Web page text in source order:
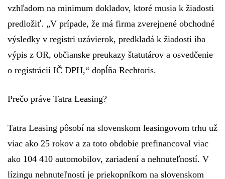
vzhľadom na minimum dokladov, ktoré musia k žiadosti
predložiť. „V prípade, že má firma zverejnené obchodné
výsledky v registri uzávierok, predkladá k žiadosti iba
výpis z OR, občianske preukazy štatutárov a osvedčenie
o registrácii IČ DPH,“ dopĺňa Rechtoris.
Prečo práve Tatra Leasing?
Tatra Leasing pôsobí na slovenskom leasingovom trhu už
viac ako 25 rokov a za toto obdobie prefinancoval viac
ako 104 410 automobilov, zariadení a nehnuteľností. V
lízingu nehnuteľností je priekopníkom na slovenskom